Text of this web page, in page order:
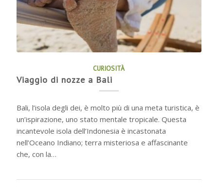
CURIOSITÀ
Viaggio di nozze a Bali
Bali, l’isola degli dei, è molto più di una meta turistica, è
un’ispirazione, uno stato mentale tropicale. Questa
incantevole isola dell’Indonesia è incastonata
nell’Oceano Indiano; terra misteriosa e affascinante
che, con la…